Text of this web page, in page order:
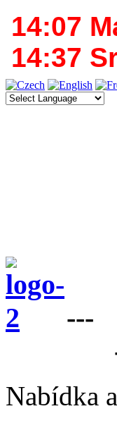
14:07
14:37
---
Nabídka